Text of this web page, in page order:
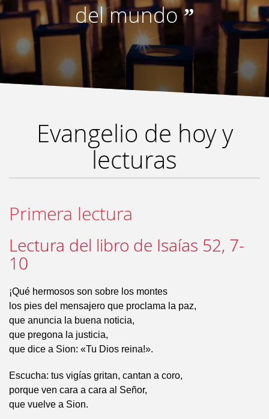
del mundo”
Evangelio de hoy y
lecturas
Primera lectura
Lectura del libro de Isaías 52, 7-
10
¡Qué hermosos son sobre los montes
los pies del mensajero que proclama la paz,
que anuncia la buena noticia,
que pregona la justicia,
que dice a Sion: «Tu Dios reina!».
Escucha: tus vigías gritan, cantan a coro,
porque ven cara a cara al Señor,
que vuelve a Sion.